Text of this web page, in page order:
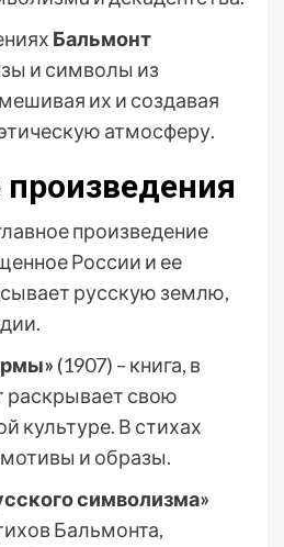
Бальмонт
и символы из
их и создавая
атмосферу.
произведение
России и ее
русскую землю,
(1907) – книга, в
раскрывает свою
культуре. В стихах
и образы.
символизма»
Бальмонта,